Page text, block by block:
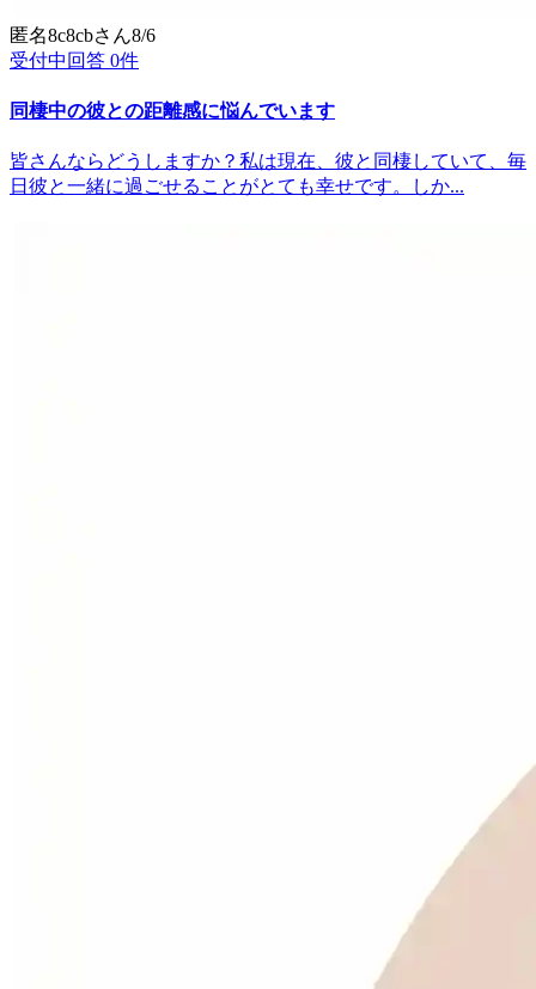
匿名8c8cbさん8/6
受付中 回答 0件
同棲中の彼との距離感に悩んでいます
皆さんならどうしますか？私は現在、彼と同棲していて、毎
日彼と一緒に過ごせることがとても幸せです。しか...